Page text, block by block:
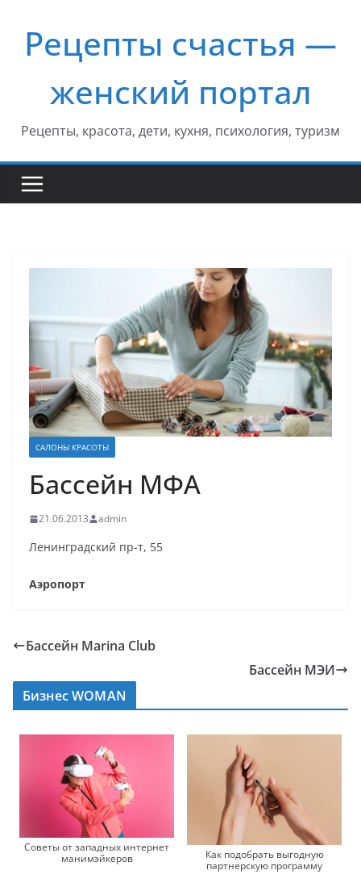
содержимому
Рецепты счастья —
женский портал
Рецепты, красота, дети, кухня, психология, туризм
САЛОНЫ КРАСОТЫ
Бассейн МФА
21.06.2013 admin
Ленинградский пр-т, 55
Аэропорт
Бассейн Marina Club
Бассейн МЭИ
Бизнес WOMAN
Советы от западных интернет
манимэйкеров
Как подобрать выгодную
партнерскую программу